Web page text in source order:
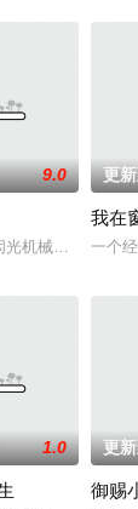
前往山西太原与
9.0
机械厂家属院
更
我在
一个
1.0 更
御赐